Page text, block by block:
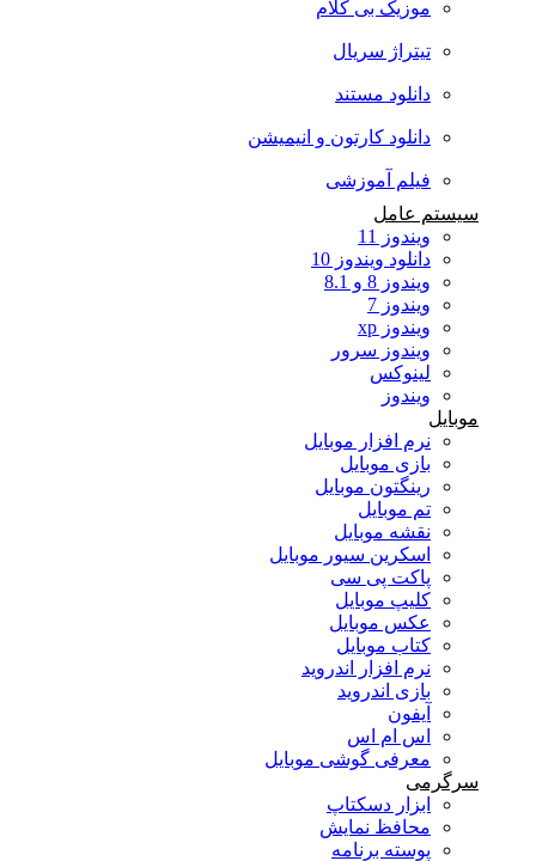
موزیک بی کلام
تیتراژ سریال
دانلود مستند
دانلود کارتون و انیمیشن
فیلم آموزشی
سیستم عامل
ویندوز 11
دانلود ویندوز 10
ویندوز 8 و 8.1
ویندوز 7
ویندوز xp
ویندوز سرور
لینوکس
ویندوز
موبایل
نرم افزار موبایل
بازی موبایل
رینگتون موبایل
تم موبایل
نقشه موبایل
اسکرین سیور موبایل
پاکت پی سی
کلیپ موبایل
عکس موبایل
کتاب موبایل
نرم افزار اندروید
بازی اندروید
آیفون
اس ام اس
معرفی گوشی موبایل
سرگرمی
ابزار دسکتاپ
محافظ نمایش
پوسته برنامه